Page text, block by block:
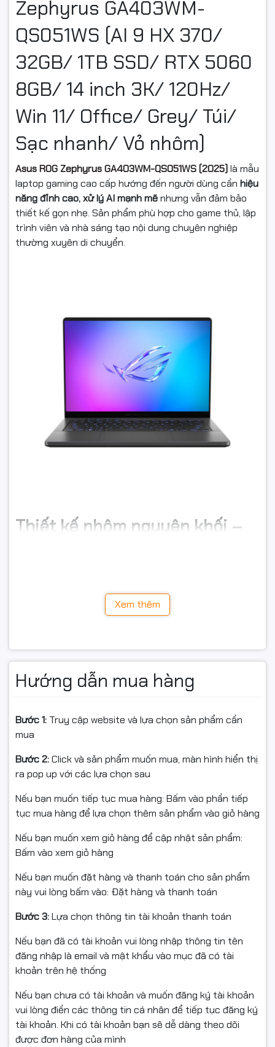
Zephyrus GA403WM-
QS051WS (AI 9 HX 370/
32GB/ 1TB SSD/ RTX 5060
8GB/ 14 inch 3K/ 120Hz/
Win 11/ Office/ Grey/ Túi/
Sạc nhanh/ Vỏ nhôm)
Asus ROG Zephyrus GA403WM-QS051WS (2025)là mẫu
laptop gaming cao cấp hướng đến người dùng cần hiệu
năng đỉnh cao, xử lý AI mạnh mẽnhưng vẫn đảm bảo
thiết kế gọn nhẹ. Sản phẩm phù hợp cho game thủ, lập
trình viên và nhà sáng tạo nội dung chuyên nghiệp
thường xuyên di chuyển.
Thiết kế nhôm nguyên khối –
Zephyrus G14giúp người dùng dễ dàng
mang theo khi làm việc, học tập hay chơi game di động.
Màn hình 14 inch 3K 120Hz –
Hiển thị vượt trội
Màn hình 14 inch độ phân giải 3K (2880 x 1800) cho hình
ảnh sắc nét vượt trội, chi tiết rõ ràng.
mang lại chuyển động mượt mà, tối ưu cho
gaming tốc độ cao, chỉnh sửa ảnh, dựng video và thiết
kế đồ họa.
Xem thêm
Hướng dẫn mua hàng
Bước 1: Truy cập website và lựa chọn sản phẩm cần
mua
Bước 2:Click và sản phẩm muốn mua, màn hình hiển thị
ra pop up với các lựa chọn sau
Nếu bạn muốn tiếp tục mua hàng: Bấm vào phần tiếp
tục mua hàng để lựa chọn thêm sản phẩm vào giỏ hàng
Nếu bạn muốn xem giỏ hàng để cập nhật sản phẩm:
Bấm vào xem giỏ hàng
Nếu bạn muốn đặt hàng và thanh toán cho sản phẩm
này vui lòng bấm vào: Đặt hàng và thanh toán
Bước 3:Lựa chọn thông tin tài khoản thanh toán
Nếu bạn đã có tài khoản vui lòng nhập thông tin tên
đăng nhập là email và mật khẩu vào mục đã có tài
khoản trên hệ thống
Nếu bạn chưa có tài khoản và muốn đăng ký tài khoản
vui lòng điền các thông tin cá nhân để tiếp tục đăng ký
tài khoản. Khi có tài khoản bạn sẽ dễ dàng theo dõi
được đơn hàng của mình